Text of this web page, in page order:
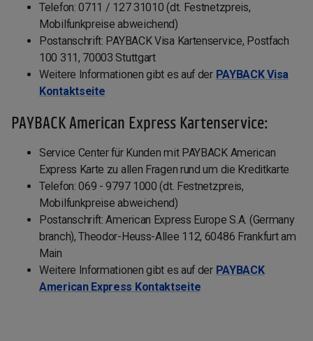
Telefon: 0711 / 127 31010 (dt. Festnetzpreis,
Mobilfunkpreise abweichend)
Postanschrift: PAYBACK Visa Kartenservice, Postfach
100 311, 70003 Stuttgart
Weitere Informationen gibt es auf der PAYBACK Visa
Kontaktseite
PAYBACK American Express Kartenservice:
Service Center für Kunden mit PAYBACK American
Express Karte zu allen Fragen rund um die Kreditkarte
Telefon: 069 - 9797 1000 (dt. Festnetzpreis,
Mobilfunkpreise abweichend)
Postanschrift: American Express Europe S.A. (Germany
branch), Theodor-Heuss-Allee 112, 60486 Frankfurt am
Main
Weitere Informationen gibt es auf der PAYBACK
American Express Kontaktseite